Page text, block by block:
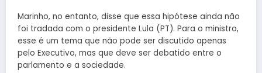
Marinho, no entanto, disse que essa hipótese ainda não
foi tradada com o presidente Lula (PT). Para o ministro,
esse é um tema que não pode ser discutido apenas
pelo Executivo, mas que deve ser debatido entre o
parlamento e a sociedade.